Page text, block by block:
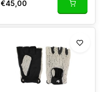
€45,00